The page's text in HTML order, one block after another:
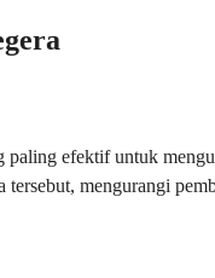
paling efektif untuk
mengurangi